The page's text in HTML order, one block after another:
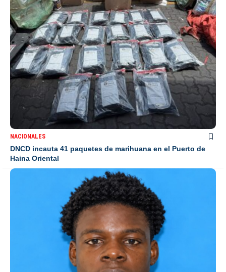
NACIONALES
DNCD incauta 41 paquetes de marihuana en el Puerto de
Haina Oriental